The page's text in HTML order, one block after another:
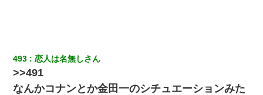
義兄嫁が義実家で「コロナ陽性だったからこのまま療養させて下
さい」と言い出してド修羅場になった
493 恋人は名無しさん
>>491
なんかコナンとか金田一のシチュエーションみた